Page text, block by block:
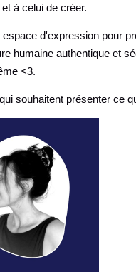
à celui de créer.
d'expression pour
humaine authentique et
<3.
souhaitent présenter ce